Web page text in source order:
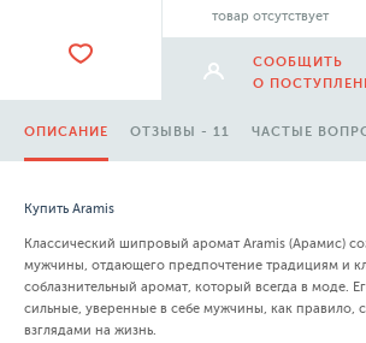
товар отсутствует
СООБЩИТЬ
О
ОПИСАНИЕ ОТЗЫВЫ - 11 ЧАСТЫЕ
Купить Aramis
Классический шипровый аромат Aramis (Арамис)
мужчины, отдающего предпочтение традициям и
соблазнительный аромат, который всегда в моде.
сильные, уверенные в себе мужчины, как правило,
взглядами на жизнь.